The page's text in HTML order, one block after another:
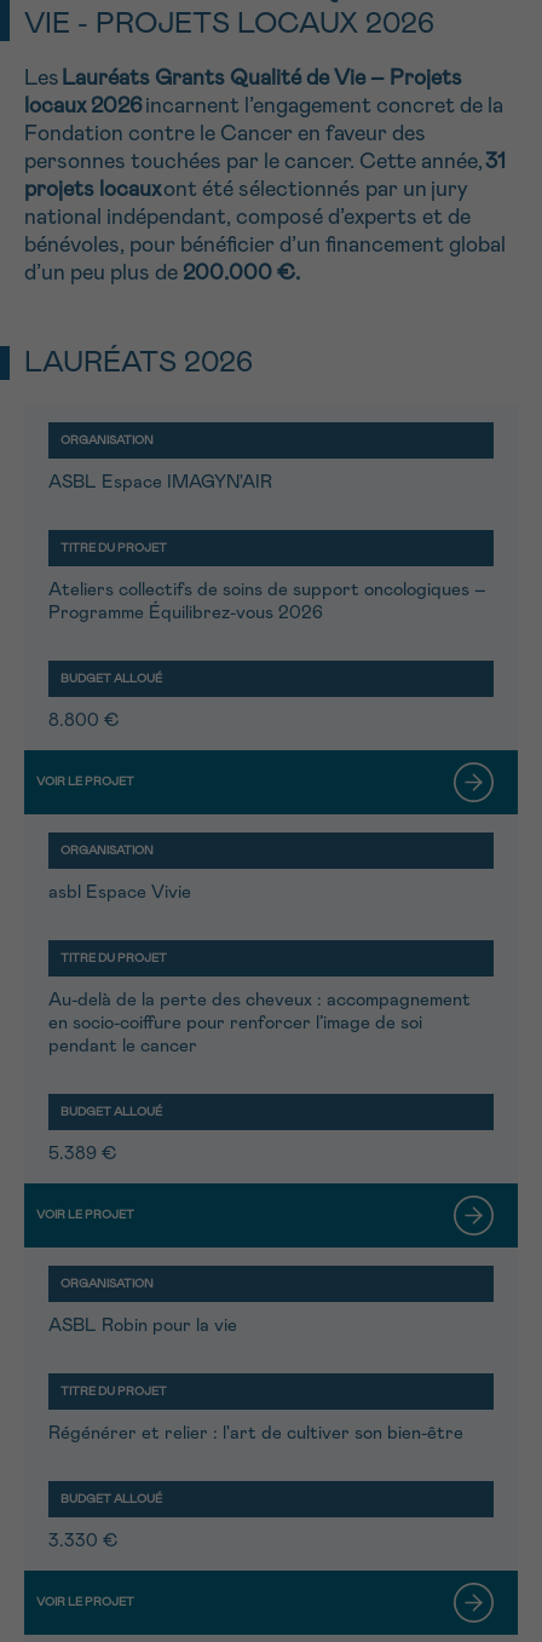
VIE - PROJETS LOCAUX 2026
Les Lauréats Grants Qualité de Vie – Projets
locaux 2026incarnent l’engagement concret de la
Fondation contre le Cancer en faveur des
personnes touchées par le cancer. Cette année,31
projets locauxont été sélectionnés par un jury
national indépendant, composé d’experts et de
bénévoles, pour bénéficier d’un financement global
d’un peu plus de 200.000 €.
LAURÉATS 2026
ASBL Espace IMAGYN'AIR
Ateliers collectifs de soins de support oncologiques –
Programme Équilibrez-vous 2026
8.800 €
asbl Espace Vivie
Au-delà de la perte des cheveux : accompagnement
en socio-coiffure pour renforcer l’image de soi
pendant le cancer
5.389 €
ASBL Robin pour la vie
Régénérer et relier : l'art de cultiver son bien-être
3.330 €
Je souhaite être rappelé.e
En savoir plus sur Cancerinfo
NOM
PRÉNOM
E-MAIL
VOTRE QUESTION
J’accepte les
Envoyer
16h-18h
Suivant